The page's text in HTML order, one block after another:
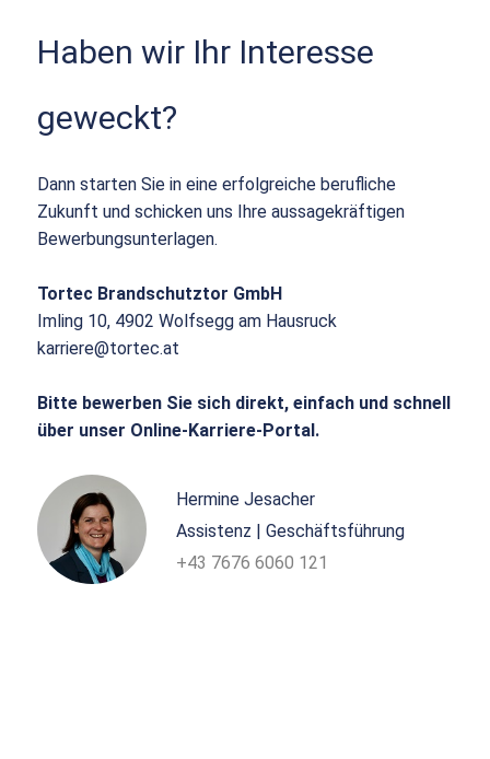
Haben wir Ihr Interesse
geweckt?
Dann starten Sie in eine erfolgreiche berufliche
Zukunft und schicken uns Ihre aussagekräftigen
Bewerbungsunterlagen.
Tortec Brandschutztor GmbH
Imling 10, 4902 Wolfsegg am Hausruck
karriere@tortec.at
Bitte bewerben Sie sich direkt, einfach und schnell
über unser Online-Karriere-Portal.
Hermine Jesacher
Assistenz | Geschäftsführung
+43 7676 6060 121